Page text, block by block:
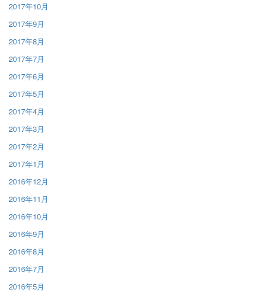
2017年10月
2017年9月
2017年8月
2017年7月
2017年6月
2017年5月
2017年4月
2017年3月
2017年2月
2017年1月
2016年12月
2016年11月
2016年10月
2016年9月
2016年8月
2016年7月
2016年5月